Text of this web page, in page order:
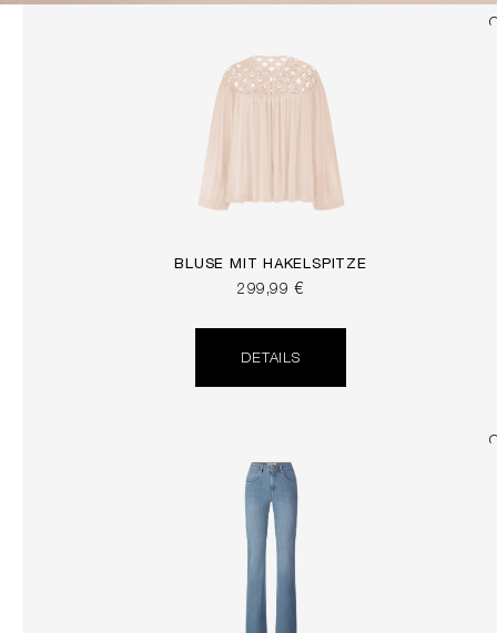
BLUSE MIT HÄKELSPITZE
299,99 €
DETAILS